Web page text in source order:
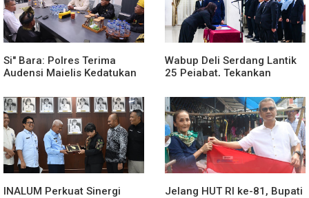
Si" Bara: Polres Terima
Audensi Majelis Kedatukan
Wabup Deli Serdang Lantik
25 Pejabat, Tekankan
Cepat dan Humanis
INALUM Perkuat Sinergi
Jelang HUT RI ke-81, Bupati